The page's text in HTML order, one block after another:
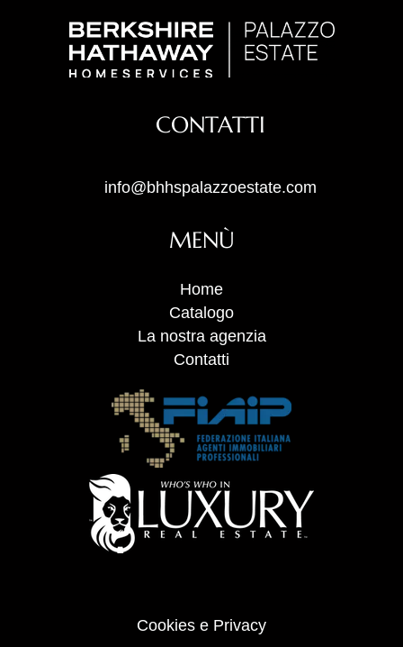
CONTATTI
info@bhhspalazzoestate.com
MENÙ
Home
Catalogo
La nostra agenzia
Contatti
Cookies e Privacy